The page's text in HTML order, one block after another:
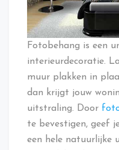
Fotobehang is een
interieurdecoratie.
muur plakken in
dan krijgt jouw
uitstraling. Door
te bevestigen, geef
een hele natuurlijke